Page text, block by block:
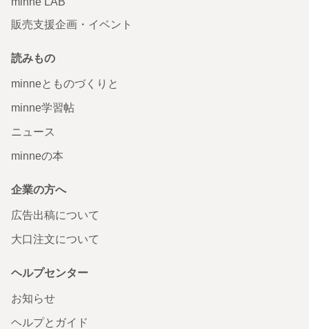
販売支援企画・イベント
読みもの
minneとものづくりと
minne学習帖
ニュース
minneの本
企業の方へ
広告出稿について
大口注文について
ヘルプセンター
お知らせ
ヘルプとガイド